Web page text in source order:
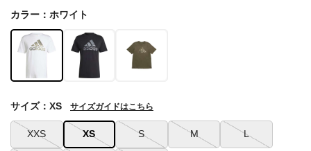
カラー：ホワイト
XXS XS S M L
サイズ：XS サイズガイドはこちら